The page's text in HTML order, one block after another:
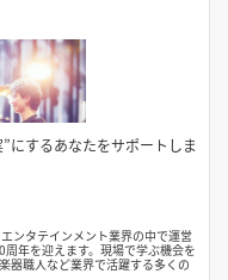
にするあなたをサポートしま
ンタテインメント業界の中で運営
年を迎えます。現場で学ぶ機会を
器職人など業界で活躍する多くの